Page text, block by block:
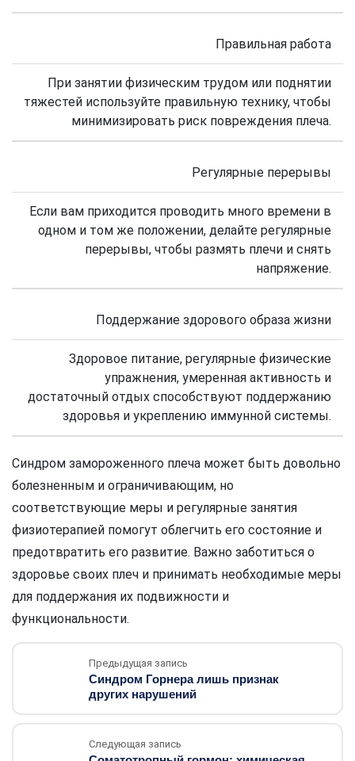
Правильная работа
При занятии физическим трудом или поднятии
тяжестей используйте правильную технику, чтобы
минимизировать риск повреждения плеча.
Регулярные перерывы
Если вам приходится проводить много времени в
одном и том же положении, делайте регулярные
перерывы, чтобы размять плечи и снять
напряжение.
Поддержание здорового образа жизни
Здоровое питание, регулярные физические
упражнения, умеренная активность и
достаточный отдых способствуют поддержанию
здоровья и укреплению иммунной системы.
Синдром замороженного плеча может быть довольно
болезненным и ограничивающим, но
соответствующие меры и регулярные занятия
физиотерапией помогут облегчить его состояние и
предотвратить его развитие. Важно заботиться о
здоровье своих плеч и принимать необходимые меры
для поддержания их подвижности и
функциональности.
Предыдущая запись
Синдром Горнера лишь признак
других нарушений
Следующая запись